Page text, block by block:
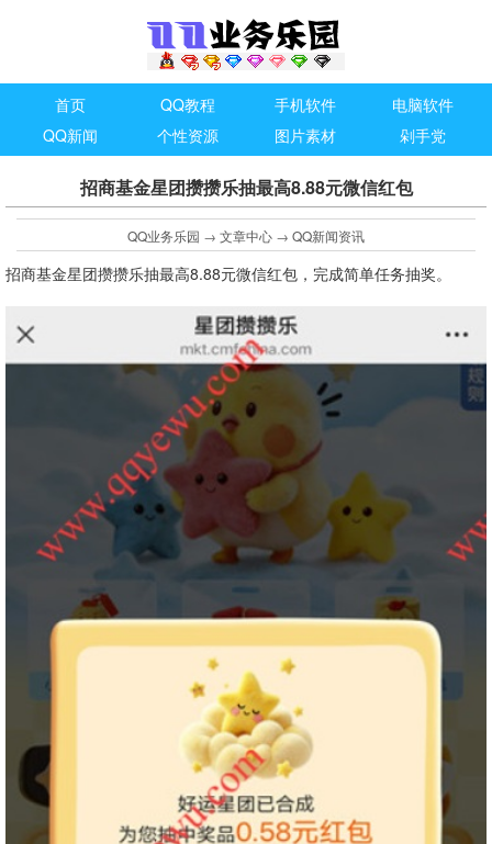
首页 QQ教程 手机软件
电脑软件
QQ新闻
个性资源 图片素材 剁手党
招商基金星团攒攒乐抽最高8.88元微信红包
QQ业务乐园 → 文章中心 → QQ新闻资讯
招商基金星团攒攒乐抽最高8.88元微信红包，完成简单任务抽奖。